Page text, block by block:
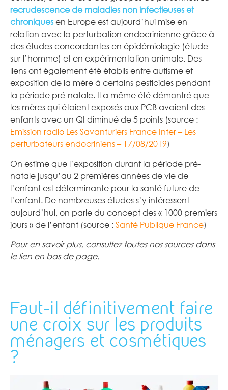
recrudescence de maladies non infectieuses et
chroniques en Europe est aujourd’hui mise en
relation avec la perturbation endocrinienne grâce à
des études concordantes en épidémiologie (étude
sur l’homme) et en expérimentation animale. Des
liens ont également été établis entre autisme et
exposition de la mère à certains pesticides pendant
la période pré-natale. Il a même été démontré que
les mères qui étaient exposés aux PCB avaient des
enfants avec un QI diminué de 5 points (source :
Emission radio Les Savanturiers France Inter – Les
perturbateurs endocriniens – 17/08/2019)
On estime que l’exposition durant la période pré-
natale jusqu’au 2 premières années de vie de
l’enfant est déterminante pour la santé future de
l’enfant. De nombreuses études s’y intéressent
aujourd’hui, on parle du concept des « 1000 premiers
jours » de l’enfant (source : Santé Publique France)
Pour en savoir plus, consultez toutes nos sources dans
le lien en bas de page.
Faut-il définitivement faire
une croix sur les produits
ménagers et cosmétiques
?